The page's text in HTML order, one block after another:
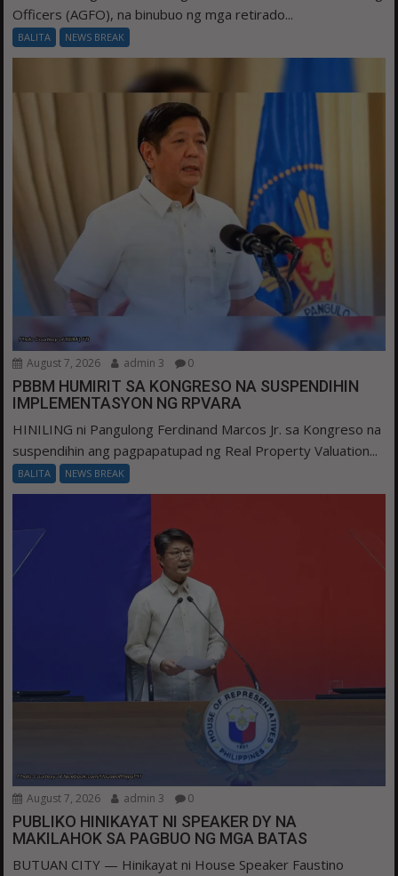
Officers (AGFO), na binubuo ng mga retirado...
BALITA NEWS BREAK
August 7, 2026 admin 3 0
PBBM HUMIRIT SA KONGRESO NA SUSPENDIHIN
IMPLEMENTASYON NG RPVARA
HINILING ni Pangulong Ferdinand Marcos Jr. sa Kongreso na
suspendihin ang pagpapatupad ng Real Property Valuation...
BALITA NEWS BREAK
August 7, 2026 admin 3 0
PUBLIKO HINIKAYAT NI SPEAKER DY NA
MAKILAHOK SA PAGBUO NG MGA BATAS
BUTUAN CITY — Hinikayat ni House Speaker Faustino